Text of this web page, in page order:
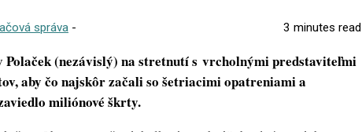
správa - 3 minutes read
(nezávislý) na stretnutí s vrcholnými predstaviteľmi
aby čo najskôr začali so šetriacimi opatreniami a
miliónové škrty.